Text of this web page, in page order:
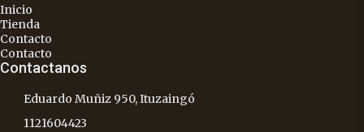
Inicio
Tienda
Contacto
Contacto
Contactanos
Eduardo Muñiz 950, Ituzaingó
1121604423